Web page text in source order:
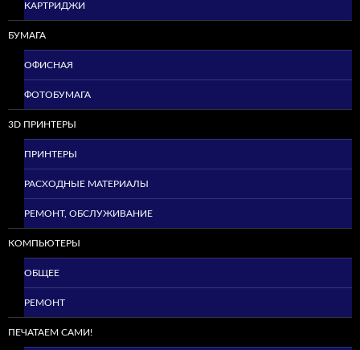
КАРТРИДЖИ
БУМАГА
ОФИСНАЯ
ФОТОБУМАГА
3D ПРИНТЕРЫ
ПРИНТЕРЫ
РАСХОДНЫЕ МАТЕРИАЛЫ
РЕМОНТ, ОБСЛУЖИВАНИЕ
КОМПЬЮТЕРЫ
ОБЩЕЕ
РЕМОНТ
ПЕЧАТАЕМ САМИ!